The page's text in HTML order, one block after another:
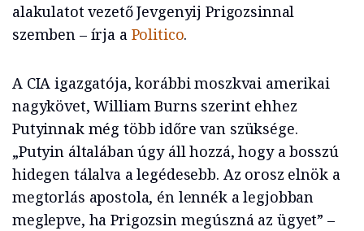
alakulatot vezető Jevgenyij Prigozsinnal
szemben – írja a Politico.
A CIA igazgatója, korábbi moszkvai amerikai
nagykövet, William Burns szerint ehhez
Putyinnak még több időre van szüksége.
„Putyin általában úgy áll hozzá, hogy a bosszú
hidegen tálalva a legédesebb. Az orosz elnök a
megtorlás apostola, én lennék a legjobban
meglepve, ha Prigozsin megúszná az ügyet” –